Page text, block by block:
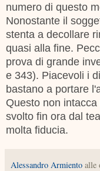
numero di questo
Nonostante il
stenta a decollare
quasi alla fine.
prova di grande
e 343). Piacevoli i
bastano a portare
Questo non
svolto fin ora dal
molta fiducia.
Alessandro Armiento alle